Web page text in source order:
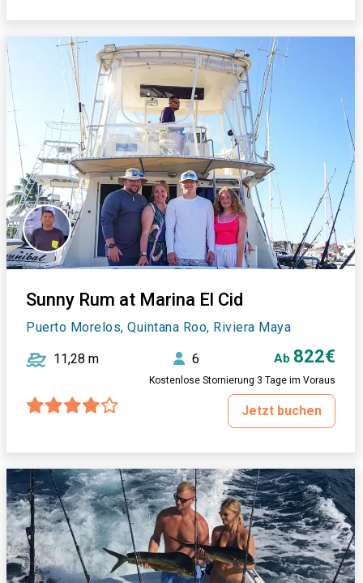
Sunny Rum at Marina El Cid
Puerto Morelos, Quintana Roo, Riviera Maya
11,28 m 6 Ab 822€
Kostenlose Stornierung 3 Tage im Voraus
Jetzt buchen